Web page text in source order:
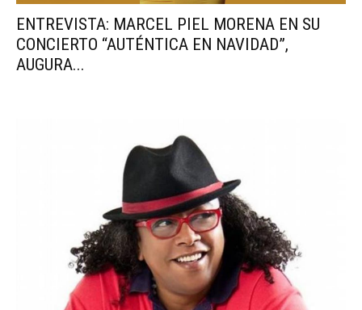
ENTREVISTA: MARCEL PIEL MORENA EN SU
CONCIERTO “AUTÉNTICA EN NAVIDAD”,
AUGURA...